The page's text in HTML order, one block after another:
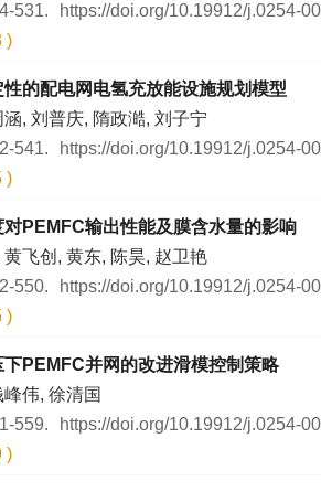
531.
https://doi.org/10.19912/j.0254-
)
的配电网电氢充放能设施规划模型
, 刘普庆, 隋政澔, 刘子宁
541.
https://doi.org/10.19912/j.0254-
)
PEMFC输出性能及膜含水量的影响
飞创, 黄东, 陈昊, 赵卫艳
550.
https://doi.org/10.19912/j.0254-
)
PEMFC并网的改进滑模控制策略
伟, 徐清国
559.
https://doi.org/10.19912/j.0254-
)